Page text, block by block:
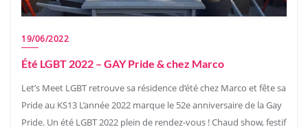
19/06/2022
Été LGBT 2022 – GAY Pride & chez Marco
Let’s Meet LGBT retrouve sa résidence d’été chez Marco et fête sa
Pride au KS13 L’année 2022 marque le 52e anniversaire de la Gay
Pride. Un été LGBT 2022 plein de rendez-vous ! Chaud show, festif